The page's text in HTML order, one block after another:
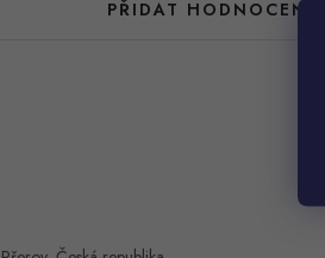
PŘIDAT HODNOCENÍ